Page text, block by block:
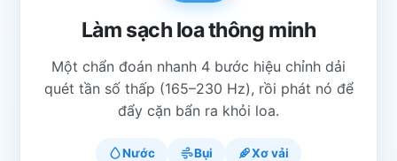
Làm sạch loa thông minh
Một chẩn đoán nhanh 4 bước hiệu chỉnh dải
quét tần số thấp (165–230 Hz), rồi phát nó để
đẩy cặn bẩn ra khỏi loa.
Nước Bụi Xơ vải